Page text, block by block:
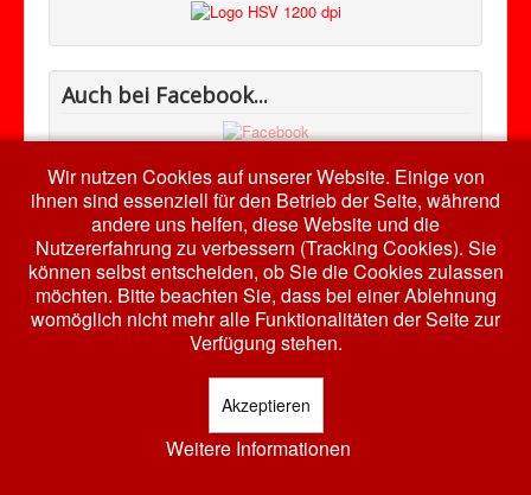
Auch bei Facebook...
Nach oben
© 2026 HSV RW Harth e.V.
Wir nutzen Cookies auf unserer Website. Einige von
ihnen sind essenziell für den Betrieb der Seite, während
andere uns helfen, diese Website und die
Nutzererfahrung zu verbessern (Tracking Cookies). Sie
können selbst entscheiden, ob Sie die Cookies zulassen
möchten. Bitte beachten Sie, dass bei einer Ablehnung
womöglich nicht mehr alle Funktionalitäten der Seite zur
Verfügung stehen.
Akzeptieren
Weitere Informationen